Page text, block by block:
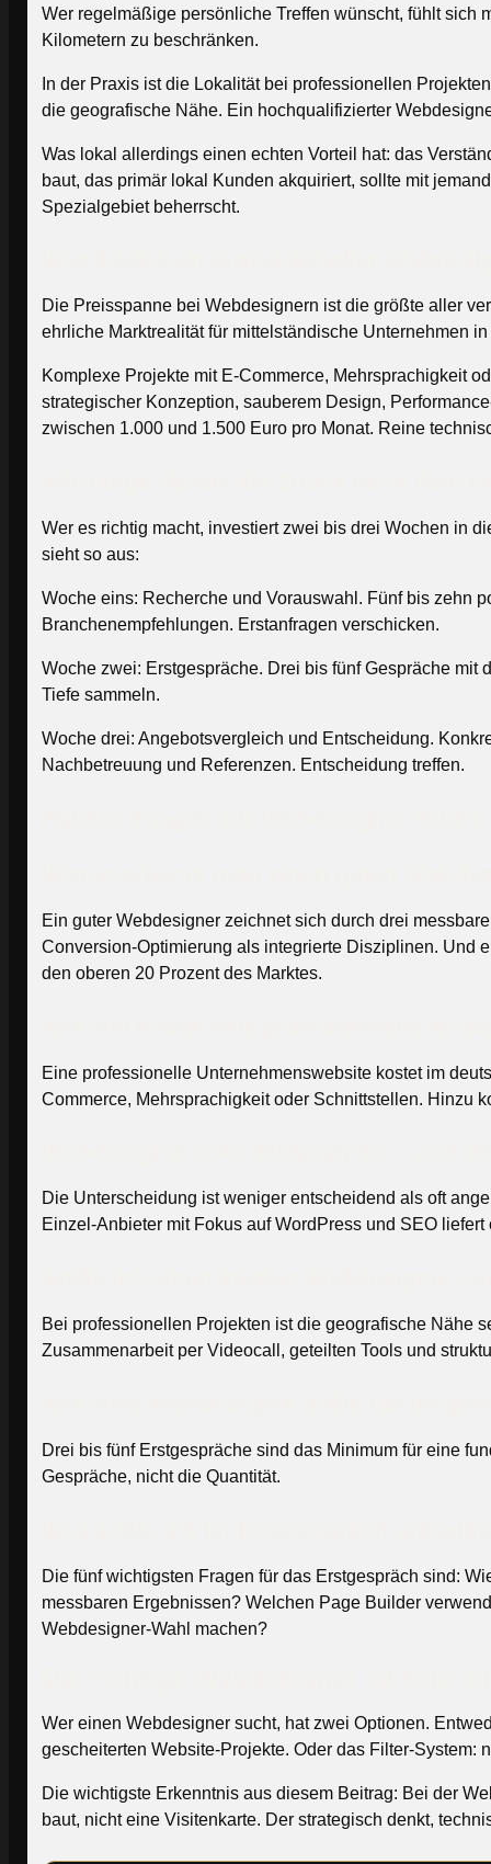
Wer regelmäßige persönliche Treffen wünscht, fühlt sich
Kilometern zu beschränken.
In der Praxis ist die Lokalität bei professionellen
die geografische Nähe. Ein hochqualifizierter
Was lokal allerdings einen echten Vorteil hat: das
baut, das primär lokal Kunden akquiriert, sollte mit
Spezialgebiet beherrscht.
Die Preisspanne bei Webdesignern ist die größte aller
ehrliche Marktrealität für mittelständische Unternehmen
Komplexe Projekte mit E-Commerce, Mehrsprachigkeit
strategischer Konzeption, sauberem Design,
zwischen 1.000 und 1.500 Euro pro Monat. Reine
Wer es richtig macht, investiert zwei bis drei Wochen in
sieht so aus:
Woche eins: Recherche und Vorauswahl. Fünf bis zehn
Branchenempfehlungen. Erstanfragen verschicken.
Woche zwei: Erstgespräche. Drei bis fünf Gespräche
Tiefe sammeln.
Woche drei: Angebotsvergleich und Entscheidung.
Nachbetreuung und Referenzen. Entscheidung treffen.
Ein guter Webdesigner zeichnet sich durch drei
Conversion-Optimierung als integrierte Disziplinen. Und
den oberen 20 Prozent des Marktes.
Eine professionelle Unternehmenswebsite kostet im
Commerce, Mehrsprachigkeit oder Schnittstellen. Hinzu
Die Unterscheidung ist weniger entscheidend als oft
Einzel-Anbieter mit Fokus auf WordPress und SEO
Bei professionellen Projekten ist die geografische Nähe
Zusammenarbeit per Videocall, geteilten Tools und
Drei bis fünf Erstgespräche sind das Minimum für eine
Gespräche, nicht die Quantität.
Die fünf wichtigsten Fragen für das Erstgespräch sind:
messbaren Ergebnissen? Welchen Page Builder
Webdesigner-Wahl machen?
Wer einen Webdesigner sucht, hat zwei Optionen.
gescheiterten Website-Projekte. Oder das Filter-System:
Die wichtigste Erkenntnis aus diesem Beitrag: Bei der
baut, nicht eine Visitenkarte. Der strategisch denkt,